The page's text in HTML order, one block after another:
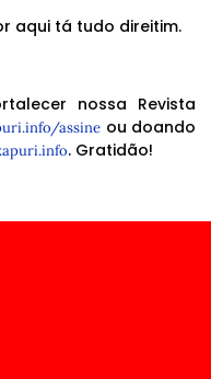
aqui tá tudo direitim.
nossa Revista
assine ou doando
. Gratidão!